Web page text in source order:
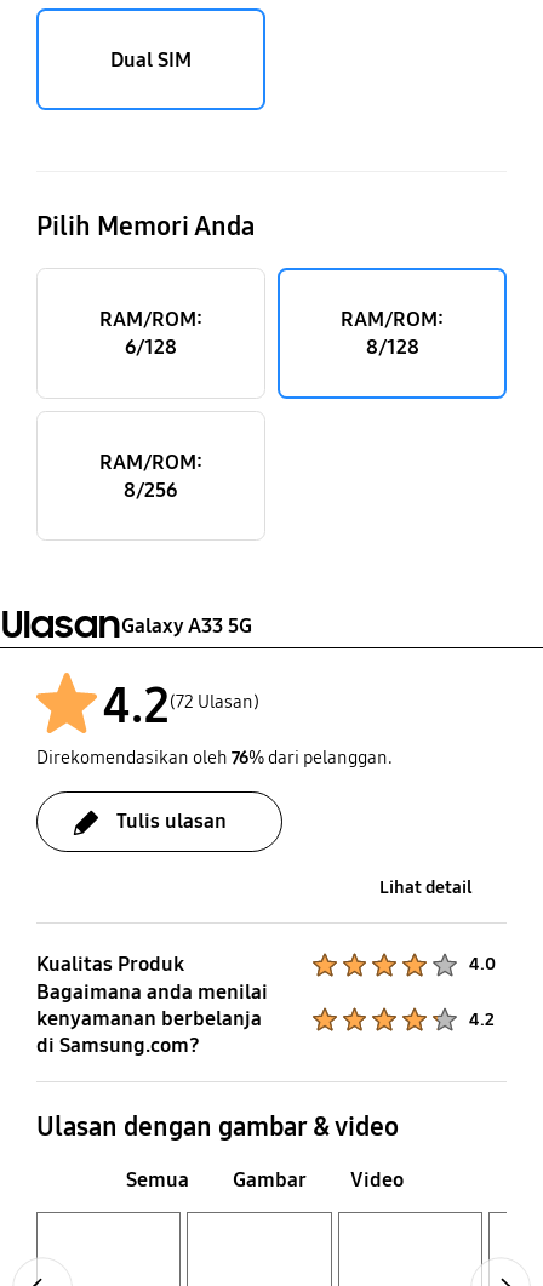
Dual SIM
Pilih Memori Anda
RAM/ROM:
6/128
RAM/ROM:
8/128
RAM/ROM:
8/256
UlasanGalaxy A33 5G
4.2(72 Ulasan)
Direkomendasikan oleh 76% dari pelanggan.
Tulis ulasan
Lihat detail
Kualitas Produk 4.0
Bagaimana anda menilai
kenyamanan berbelanja
di Samsung.com?
4.2
Ulasan dengan gambar & video
Semua Gambar Video